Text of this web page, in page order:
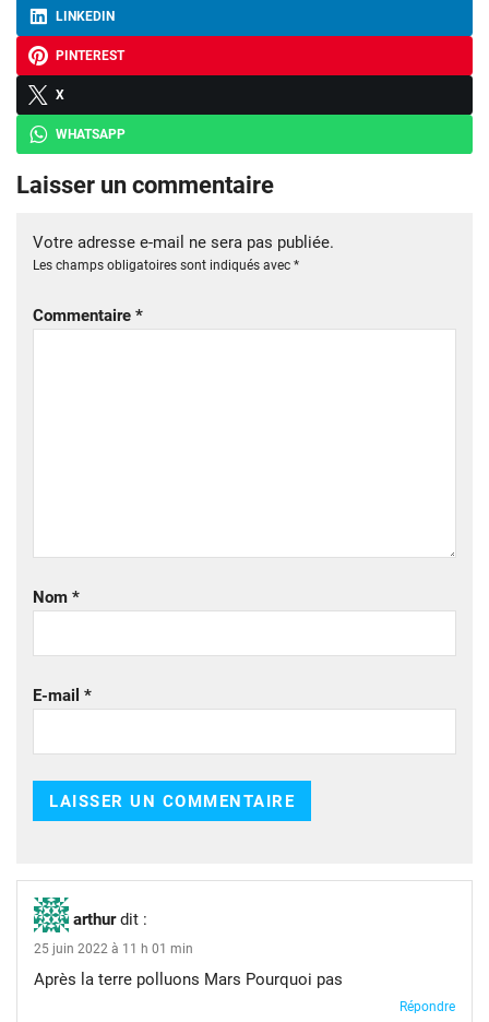
LINKEDIN
PINTEREST
X
WHATSAPP
Laisser un commentaire
Votre adresse e-mail ne sera pas publiée.
Les champs obligatoires sont indiqués avec *
Commentaire *
Nom *
E-mail *
arthur dit :
25 juin 2022 à 11 h 01 min
Après la terre polluons Mars Pourquoi pas
Répondre